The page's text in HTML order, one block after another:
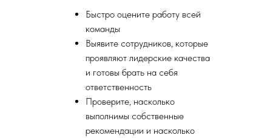
Быстро оцените работу всей
команды
Выявите сотрудников, которые
проявляют лидерские качества
и готовы брать на себя
ответственность
Проверите, насколько
выполнимы собственные
рекомендации и насколько